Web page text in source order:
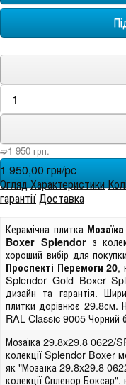
➫1 950 грн.
1 950,00 грн/pc
ОглядХарактеристики
гарантії Доставка
Керамічна плитка
Boxer Splendorз
хороший вибір для
Проспекті Перемоги 20,
Splendor Gold Boxer
дизайн та гарантія.
плитки дорівнює 29.8см.
RAL Classic 9005 Чорний
Мозаїка 29.8x29.8 0622/
колекції Splendor Boxer
як "Мозаїка 29.8x29.8
колекції Спленор